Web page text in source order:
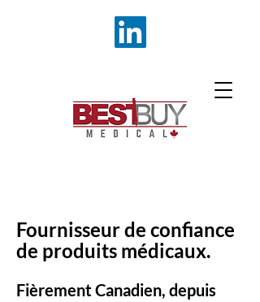
Fournisseur de confiance
de produits médicaux.
Fièrement Canadien, depuis